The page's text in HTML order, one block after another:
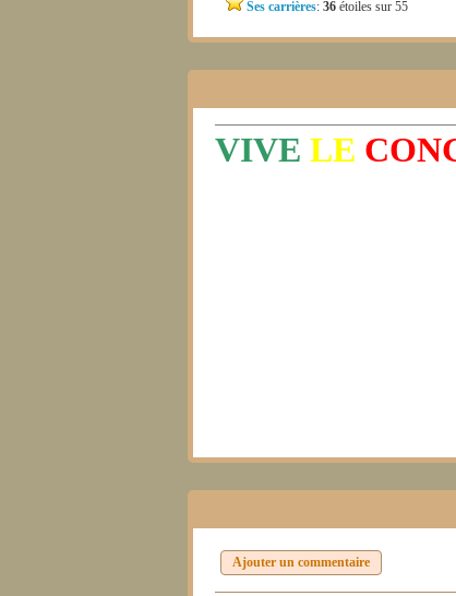
Ses carrières: 36 étoiles sur 55
VIVE LE
Ajouter un commentaire